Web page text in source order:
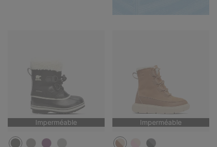
Imperméable Imperméable